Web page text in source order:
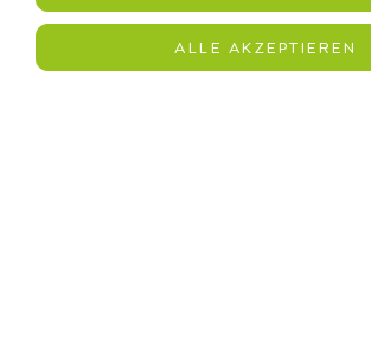
Marketing
ALLE AKZEPTIEREN